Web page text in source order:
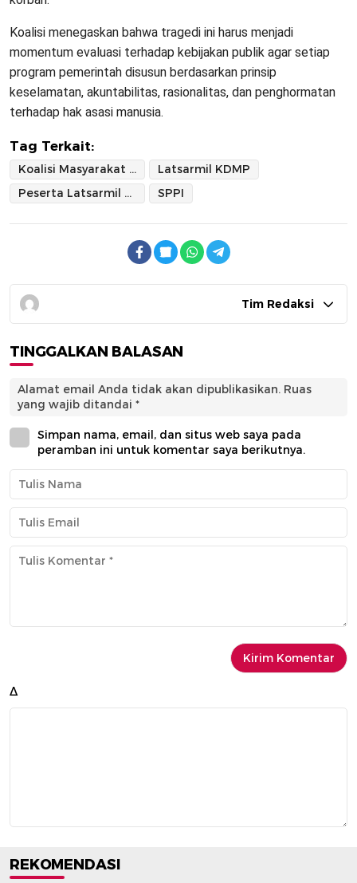
Koalisi menegaskan bahwa tragedi ini harus menjadi
momentum evaluasi terhadap kebijakan publik agar setiap
program pemerintah disusun berdasarkan prinsip
keselamatan, akuntabilitas, rasionalitas, dan penghormatan
terhadap hak asasi manusia.
Tag Terkait:
Koalisi Masyarakat Sipil
Latsarmil KDMP
Peserta Latsarmil SPPI Tewas
SPPI
Tim Redaksi
TINGGALKAN BALASAN
Alamat email Anda tidak akan dipublikasikan. Ruas
yang wajib ditandai *
Simpan nama, email, dan situs web saya pada
peramban ini untuk komentar saya berikutnya.
Δ
REKOMENDASI